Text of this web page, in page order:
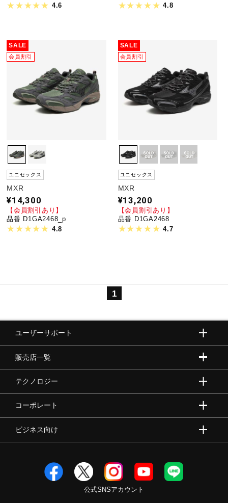
4.6
4.8
SALE
会員割引
ユニセックス
MXR
¥14,300
【会員割引あり】
品番 D1GA2468_p
4.8
SALE
会員割引
ユニセックス
MXR
¥13,200
【会員割引あり】
品番 D1GA2468
4.7
1
ユーザーサポート
販売店一覧
テクノロジー
コーポレート
ビジネス向け
公式SNSアカウント